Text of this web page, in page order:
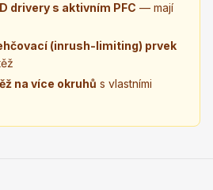
drivery s aktivním PFC — mají
(inrush-limiting) prvek
na více okruhů s vlastními